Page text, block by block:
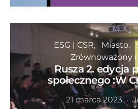
ESG | CSR Miasto
Zrównoważony
Rusza 2. edycja
społecznego :W
21 marca 2023